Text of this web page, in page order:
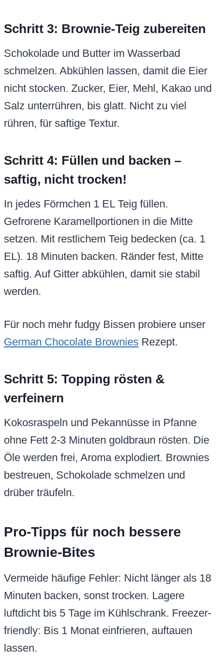
Schritt 3: Brownie-Teig zubereiten
Schokolade und Butter im Wasserbad
schmelzen. Abkühlen lassen, damit die Eier
nicht stocken. Zucker, Eier, Mehl, Kakao und
Salz unterrühren, bis glatt. Nicht zu viel
rühren, für saftige Textur.
Schritt 4: Füllen und backen –
saftig, nicht trocken!
In jedes Förmchen 1 EL Teig füllen.
Gefrorene Karamellportionen in die Mitte
setzen. Mit restlichem Teig bedecken (ca. 1
EL). 18 Minuten backen. Ränder fest, Mitte
saftig. Auf Gitter abkühlen, damit sie stabil
werden.
Für noch mehr fudgy Bissen probiere unser
German Chocolate Brownies Rezept.
Schritt 5: Topping rösten &
verfeinern
Kokosraspeln und Pekannüsse in Pfanne
ohne Fett 2-3 Minuten goldbraun rösten. Die
Öle werden frei, Aroma explodiert. Brownies
bestreuen, Schokolade schmelzen und
drüber träufeln.
Pro-Tipps für noch bessere
Brownie-Bites
Vermeide häufige Fehler: Nicht länger als 18
Minuten backen, sonst trocken. Lagere
luftdicht bis 5 Tage im Kühlschrank. Freezer-
friendly: Bis 1 Monat einfrieren, auftauen
lassen.